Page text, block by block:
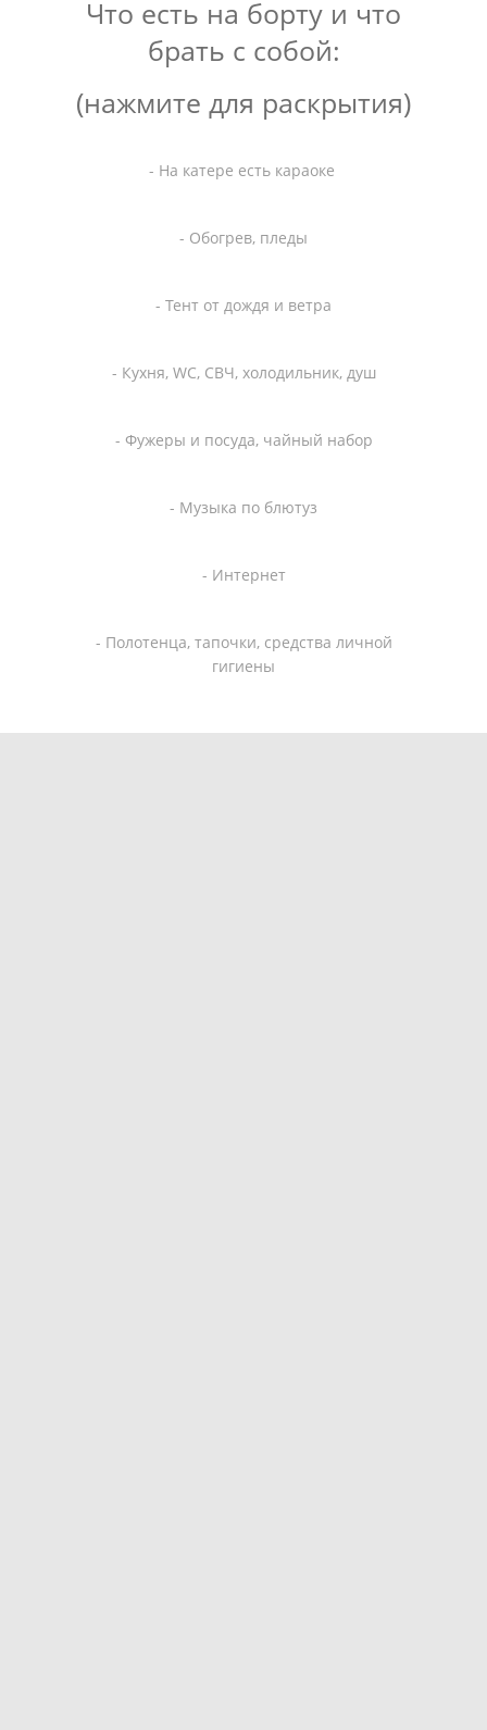
Что есть на борту и что
брать с собой:
(нажмите для раскрытия)
- На катере есть караоке
- Обогрев, пледы
- Тент от дождя и ветра
- Кухня, WC, СВЧ, холодильник, душ
- Фужеры и посуда, чайный набор
- Музыка по блютуз
- Интернет
- Полотенца, тапочки, средства личной
гигиены